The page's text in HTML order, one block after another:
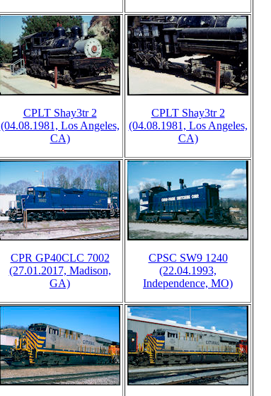
CPLT Shay3tr 2
(04.08.1981, Los Angeles,
CA)
CPLT Shay3tr 2
(04.08.1981, Los Angeles,
CA)
CPR GP40CLC 7002
(27.01.2017, Madison,
GA)
CPSC SW9 1240
(22.04.1993,
Independence, MO)